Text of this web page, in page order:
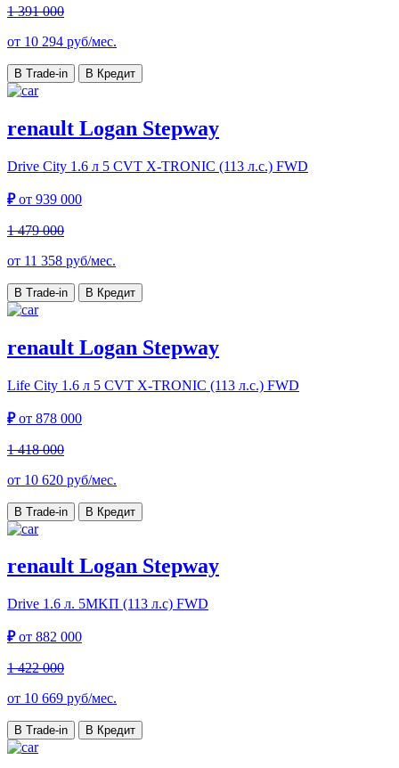
1 391 000
от 10 294 руб/мес.
В Trade-in В Кредит
renault Logan Stepway
Drive City 1.6 л 5 CVT X-TRONIC (113 л.с.) FWD
₽от 939 000
1 479 000
от 11 358 руб/мес.
В Trade-in В Кредит
renault Logan Stepway
Life City 1.6 л 5 CVT X-TRONIC (113 л.с.) FWD
₽от 878 000
1 418 000
от 10 620 руб/мес.
В Trade-in В Кредит
renault Logan Stepway
Drive 1.6 л. 5MKП (113 л.с) FWD
₽от 882 000
1 422 000
от 10 669 руб/мес.
В Trade-in В Кредит